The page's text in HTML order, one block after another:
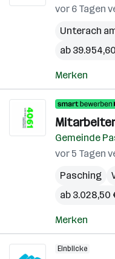
vor 6 Tagen
Unterach
ab
Merken
Gemeinde
vor 5 Tagen
Pasching
ab
Merken
Einblicke